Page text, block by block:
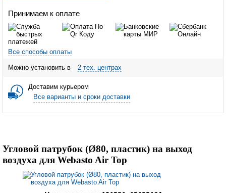
Принимаем к оплате
Все способы оплаты
Можно установить в 2 тех. центрах
Доставим курьером
Все варианты и сроки доставки
Угловой патрубок (Ø80, пластик) на выход
воздуха для Webasto Air Top